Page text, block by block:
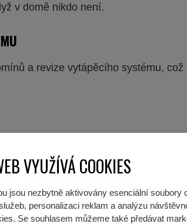
v domě nikdo není.
a revize vytápěcího systému,
VYUŽÍVÁ COOKIES
jsou nezbytně aktivovány esenciální soubory
personalizaci reklam a analýzu
Se souhlasem můžeme také předávat